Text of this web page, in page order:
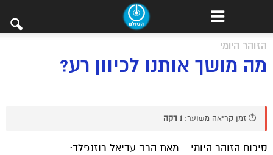
הזוהר היומי
מה מושך אותנו לכיוון רע?
⏱️ זמן קריאה משוער: 1 דקה
סיכום הזוהר היומי – מאת הרב עדיאל רוזנפלד: